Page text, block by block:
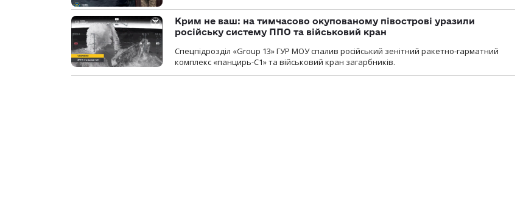
Крим не ваш: на тимчасово окупованому півострові уразили
російську систему ППО та військовий кран
Спецпідрозділ «Group 13» ГУР МОУ спалив російський зенітний ракетно-гарматний
комплекс «панцирь-С1» та військовий кран загарбників.